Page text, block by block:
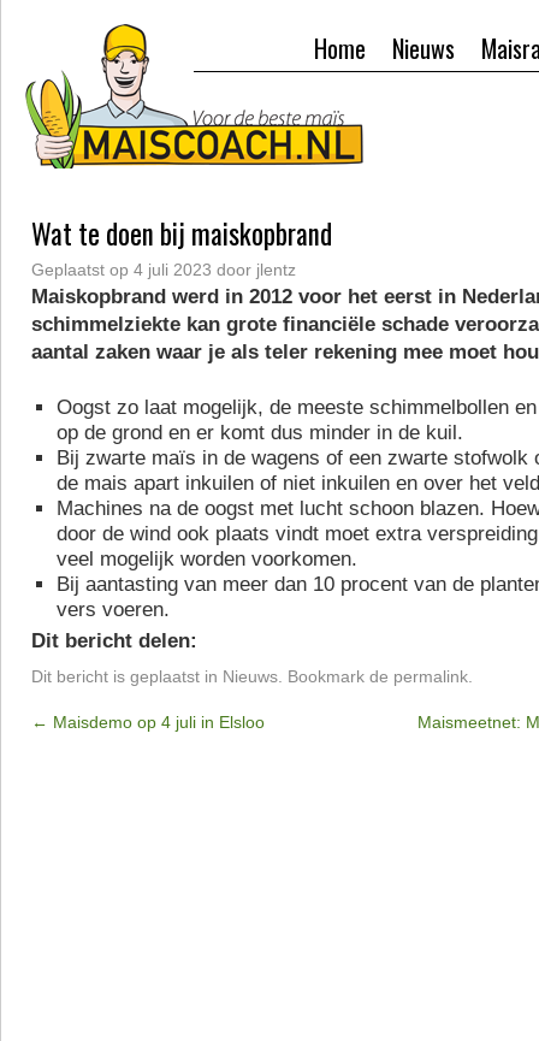
Nieuws
Home
Wat te doen bij maiskopbrand
Geplaatst op 4 juli 2023 door jlentz
Maiskopbrand werd in 2012 voor het eerst in
schimmelziekte kan grote financiële schade
aantal zaken waar je als teler rekening mee moet
Oogst zo laat mogelijk, de meeste schimmelbollen
op de grond en er komt dus minder in de kuil.
Bij zwarte maïs in de wagens of een zwarte stofwolk
de mais apart inkuilen of niet inkuilen en over het
Machines na de oogst met lucht schoon blazen.
door de wind ook plaats vindt moet extra
veel mogelijk worden voorkomen.
Bij aantasting van meer dan 10 procent van de
vers voeren.
Dit bericht delen:
Dit bericht is geplaatst in Nieuws . Bookmark de permalink
← Maisdemo op 4 juli in Elsloo Maismeetnet: